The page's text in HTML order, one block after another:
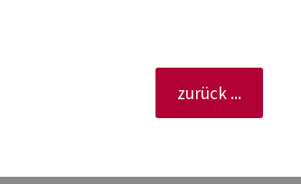
zurück ...